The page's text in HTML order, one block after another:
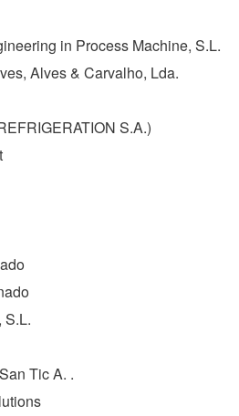
in Process Machine, S.L.
Alves & Carvalho, Lda.
S.A.)
S.L.
Tic A. .